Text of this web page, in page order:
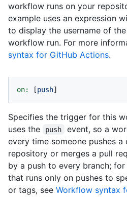
workflow runs on your
example uses an expression
to display the username of
workflow run. For more
syntax for GitHub Actions.
on: [push]
Specifies the trigger for this
uses the
push
event, so a
every time someone pushes a
repository or merges a pull
by a push to every branch;
that runs only on pushes to
or tags, see Workflow syntax